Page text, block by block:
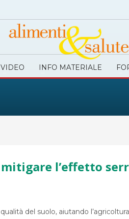
VIDEO INFO MATERIALE
l’effetto
del suolo, aiutando